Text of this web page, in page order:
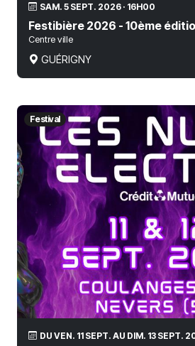
SAM. 5 SEPT. 2026 · 16H00
Festibière 2026 - 10ème
Centre ville
GUÉRIGNY
Festival
DU VEN. 11 SEPT. AU DIM. 13 SEPT.